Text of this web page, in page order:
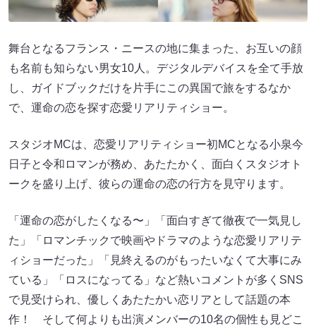
舞台となるフランス・ニースの地に集まった、お互いの顔
も名前も知らない男女10人。デジタルデバイスを全て手放
し、ガイドブックだけを片手にこの異国で旅をするなか
で、運命の恋を探す恋愛リアリティショー。
スタジオMCは、恋愛リアリティショー初MCとなる小泉今
日子と令和ロマンが務め、あたたかく、面白くスタジオト
ークを盛り上げ、彼らの運命の恋の行方を見守ります。
「運命の恋がしたくなる〜」「面白すぎて徹夜で一気見し
た」「ロマンチックで映画やドラマのような恋愛リアリテ
ィショーだった」「見終えるのがもったいなくて大事にみ
ている」「ロスになってる」など熱いコメントが多くSNS
で見受けられ、優しくあたたかい恋リアとして話題の本
作！ そして何よりも出演メンバーの10名の個性も見どこ